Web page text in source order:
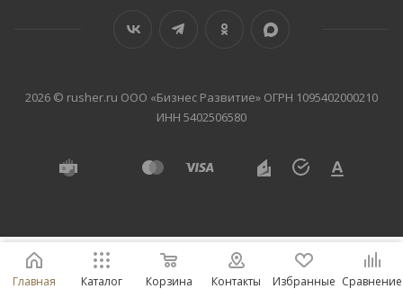
2026 © rusher.ru ООО «Бизнес Развитие» ОГРН 1095402000210
ИНН 5402506580
Главная Каталог Корзина Контакты Избранные Сравнение